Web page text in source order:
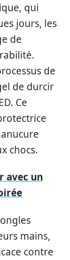
qui
jours, les
de
de
de durcir
Ce
chocs.
avec un
mains,
contre